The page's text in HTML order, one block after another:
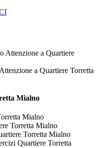
a Quartiere Torretta
Mialno
Mialno
Torretta Mialno
Torretta Mialno
Quartiere Torretta